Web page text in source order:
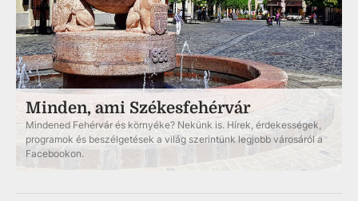
Minden, ami Székesfehérvár
Mindened Fehérvár és környéke? Nekünk is. Hírek, érdekességek,
programok és beszélgetések a világ szerintünk legjobb városáról a
Facebookon.